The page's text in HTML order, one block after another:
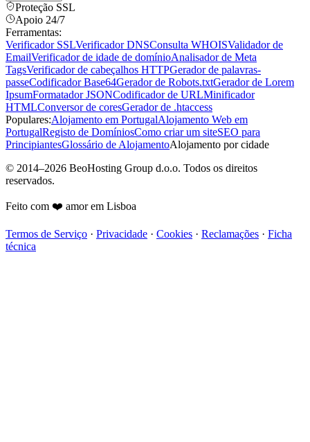
Proteção SSL
Apoio 24/7
Ferramentas:
Verificador SSLVerificador DNSConsulta WHOISValidador de
EmailVerificador de idade de domínioAnalisador de Meta
TagsVerificador de cabeçalhos HTTPGerador de palavras-
passeCodificador Base64Gerador de Robots.txtGerador de Lorem
IpsumFormatador JSONCodificador de URLMinificador
HTMLConversor de coresGerador de .htaccess
Populares:Alojamento em PortugalAlojamento Web em
PortugalRegisto de DomíniosComo criar um siteSEO para
PrincipiantesGlossário de AlojamentoAlojamento por cidade
© 2014–2026 BeoHosting Group d.o.o. Todos os direitos
reservados.
Feito com ❤️ amor em Lisboa
Termos de Serviço · Privacidade · Cookies · Reclamações · Ficha
técnica